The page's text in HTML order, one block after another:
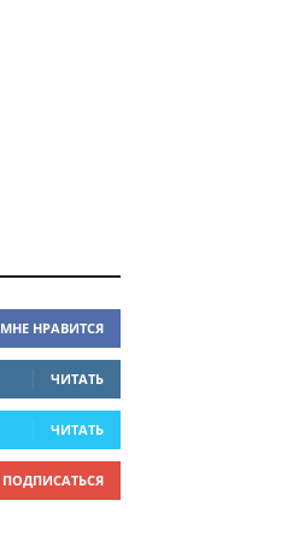
МНЕ НРАВИТСЯ
ЧИТАТЬ
ЧИТАТЬ
ПОДПИСАТЬСЯ